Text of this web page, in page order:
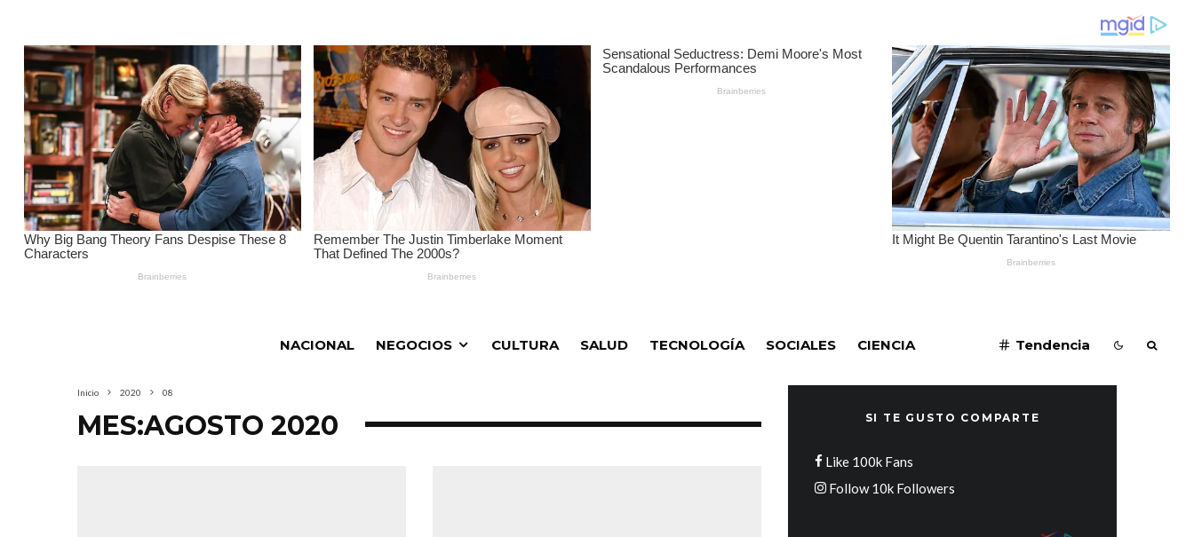
NACIONAL
NEGOCIOS CULTURA SALUD TECNOLOGÍA SOCIALES CIENCIA Tendencia
Inicio 2020 08
MES:AGOSTO 2020 SI TE GUSTO COMPARTE
Like 100k Fans
Follow10k Followers